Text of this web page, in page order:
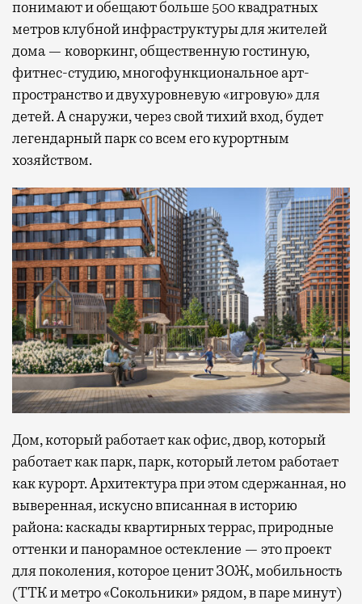
понимают и обещают больше 500 квадратных
метров клубной инфраструктуры для жителей
дома — коворкинг, общественную гостиную,
фитнес-студию, многофункциональное арт-
пространство и двухуровневую «игровую» для
детей. А снаружи, через свой тихий вход, будет
легендарный парк со всем его курортным
хозяйством.
Дом, который работает как офис, двор, который
работает как парк, парк, который летом работает
как курорт. Архитектура при этом сдержанная, но
выверенная, искусно вписанная в историю
района: каскады квартирных террас, природные
оттенки и панорамное остекление — это проект
для поколения, которое ценит ЗОЖ, мобильность
(ТТК и метро «Сокольники» рядом, в паре минут)